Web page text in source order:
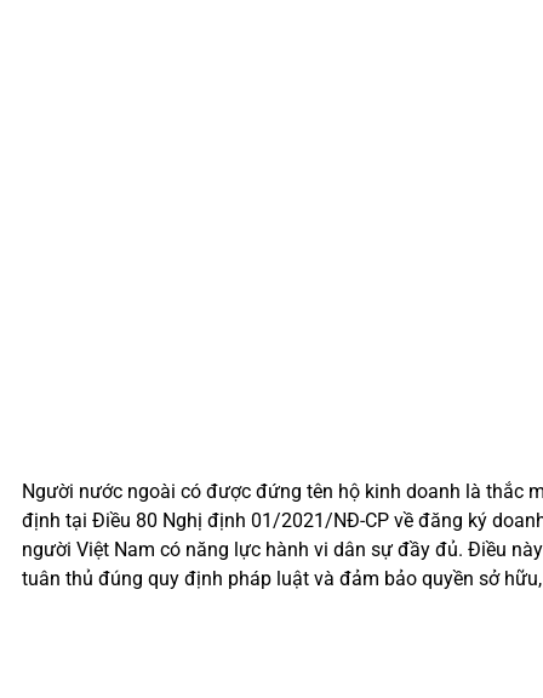
Người nước ngoài có được đứng tên hộ kinh doanh là thắc
định tại Điều 80 Nghị định 01/2021/NĐ-CP về đăng ký
người Việt Nam có năng lực hành vi dân sự đầy đủ. Điều
tuân thủ đúng quy định pháp luật và đảm bảo quyền sở